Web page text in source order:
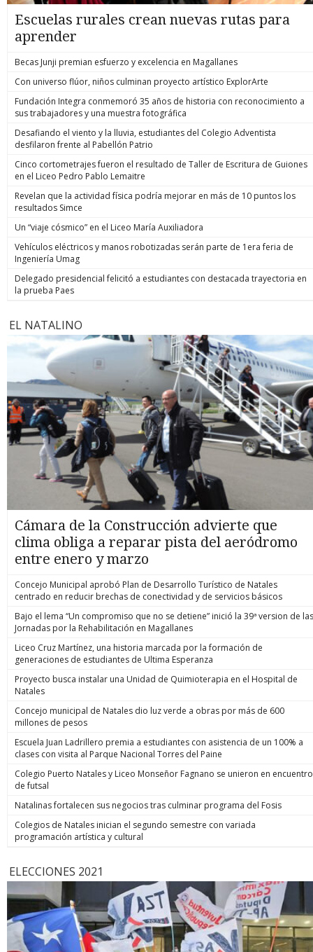
Escuelas rurales crean nuevas rutas para
aprender
Becas Junji premian esfuerzo y excelencia en Magallanes
Con universo flúor, niños culminan proyecto artístico ExplorArte
Fundación Integra conmemoró 35 años de historia con reconocimiento a
sus trabajadores y una muestra fotográfica
Desafiando el viento y la lluvia, estudiantes del Colegio Adventista
desfilaron frente al Pabellón Patrio
Cinco cortometrajes fueron el resultado de Taller de Escritura de Guiones
en el Liceo Pedro Pablo Lemaitre
Revelan que la actividad física podría mejorar en más de 10 puntos los
resultados Simce
Un “viaje cósmico” en el Liceo María Auxiliadora
Vehículos eléctricos y manos robotizadas serán parte de 1era feria de
Ingeniería Umag
Delegado presidencial felicitó a estudiantes con destacada trayectoria en
la prueba Paes
EL NATALINO
Cámara de la Construcción advierte que
clima obliga a reparar pista del aeródromo
entre enero y marzo
Concejo Municipal aprobó Plan de Desarrollo Turístico de Natales
centrado en reducir brechas de conectividad y de servicios básicos
Bajo el lema “Un compromiso que no se detiene” inició la 39ª version de las
Jornadas por la Rehabilitación en Magallanes
Liceo Cruz Martínez, una historia marcada por la formación de
generaciones de estudiantes de Ultima Esperanza
Proyecto busca instalar una Unidad de Quimioterapia en el Hospital de
Natales
Concejo municipal de Natales dio luz verde a obras por más de 600
millones de pesos
Escuela Juan Ladrillero premia a estudiantes con asistencia de un 100% a
clases con visita al Parque Nacional Torres del Paine
Colegio Puerto Natales y Liceo Monseñor Fagnano se unieron en encuentro
de futsal
Natalinas fortalecen sus negocios tras culminar programa del Fosis
Colegios de Natales inician el segundo semestre con variada
programación artística y cultural
ELECCIONES 2021